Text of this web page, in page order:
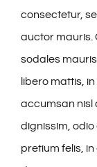
consectetur,
auctor mauris.
sodales
libero mattis,
accumsan nisl
dignissim,
pretium felis,